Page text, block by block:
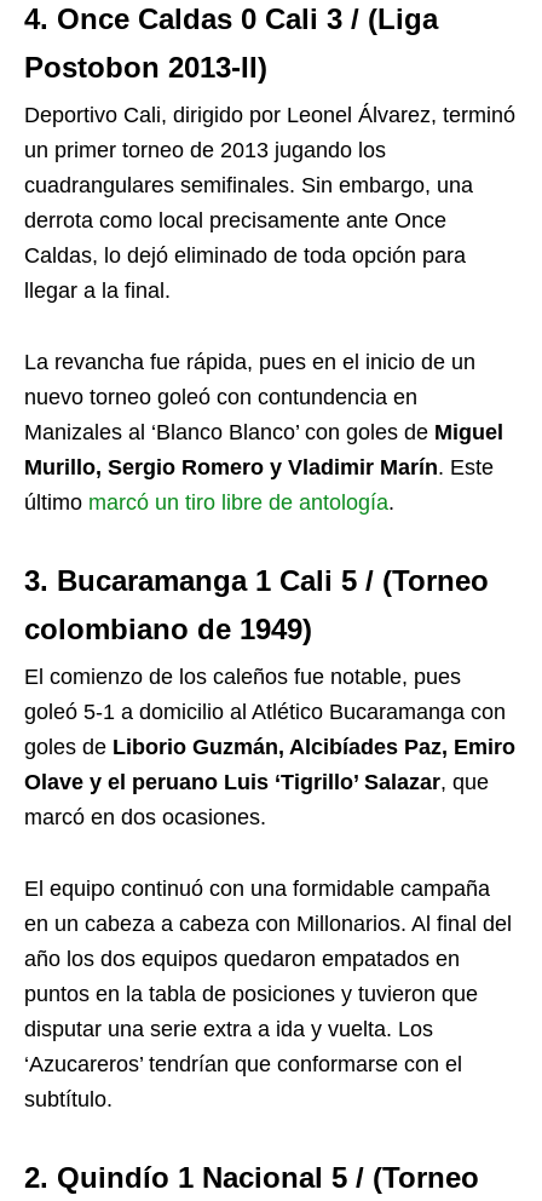
4. Once Caldas 0 Cali 3 / (Liga
Postobon 2013-II)
Deportivo Cali, dirigido por Leonel Álvarez, terminó
un primer torneo de 2013 jugando los
cuadrangulares semifinales. Sin embargo, una
derrota como local precisamente ante Once
Caldas, lo dejó eliminado de toda opción para
llegar a la final.
La revancha fue rápida, pues en el inicio de un
nuevo torneo goleó con contundencia en
Manizales al ‘Blanco Blanco’ con goles de Miguel
Murillo, Sergio Romero y Vladimir Marín. Este
último marcó un tiro libre de antología.
3. Bucaramanga 1 Cali 5 / (Torneo
colombiano de 1949)
El comienzo de los caleños fue notable, pues
goleó 5-1 a domicilio al Atlético Bucaramanga con
goles de Liborio Guzmán, Alcibíades Paz, Emiro
Olave y el peruano Luis ‘Tigrillo’ Salazar, que
marcó en dos ocasiones.
El equipo continuó con una formidable campaña
en un cabeza a cabeza con Millonarios. Al final del
año los dos equipos quedaron empatados en
puntos en la tabla de posiciones y tuvieron que
disputar una serie extra a ida y vuelta. Los
‘Azucareros’ tendrían que conformarse con el
subtítulo.
2. Quindío 1 Nacional 5 / (Torneo